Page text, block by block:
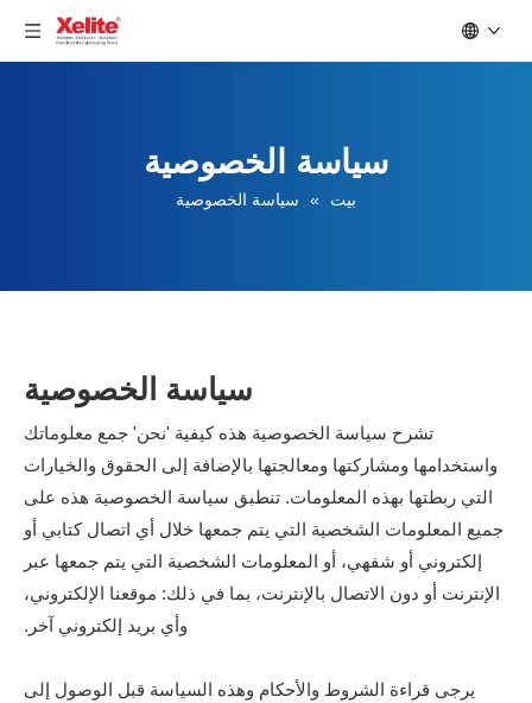
سياسة الخصوصية
بيت » سياسة الخصوصية
سياسة الخصوصية
تشرح سياسة الخصوصية هذه كيفية 'نحن' جمع معلوماتك
واستخدامها ومشاركتها ومعالجتها بالإضافة إلى الحقوق والخيارات
التي ربطتها بهذه المعلومات. تنطبق سياسة الخصوصية هذه على
جميع المعلومات الشخصية التي يتم جمعها خلال أي اتصال كتابي أو
إلكتروني أو شفهي، أو المعلومات الشخصية التي يتم جمعها عبر
الإنترنت أو دون الاتصال بالإنترنت، بما في ذلك: موقعنا الإلكتروني،
وأي بريد إلكتروني آخر.
يرجى قراءة الشروط والأحكام وهذه السياسة قبل الوصول إلى